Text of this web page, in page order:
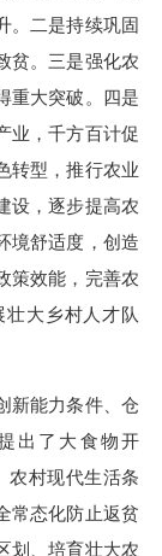
。二是持续巩固
贫。三是强化农
重大突破。四是
业，千方百计促
转型，推行农业
设，逐步提高农
境舒适度，创造
策效能，完善农
大乡村人才队
能力条件、仓
出了大食物开
农村现代生活条
常态化防止返贫
划、培育壮大农